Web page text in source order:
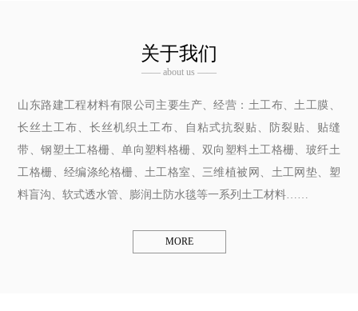
关于我们
—— about us ——
山东路建工程材料有限公司主要生产、经营：土工布、土工膜、
长丝土工布、长丝机织土工布、自粘式抗裂贴、防裂贴、贴缝
带、钢塑土工格栅、单向塑料格栅、双向塑料土工格栅、玻纤土
工格栅、经编涤纶格栅、土工格室、三维植被网、土工网垫、塑
料盲沟、软式透水管、膨润土防水毯等一系列土工材料……
MORE